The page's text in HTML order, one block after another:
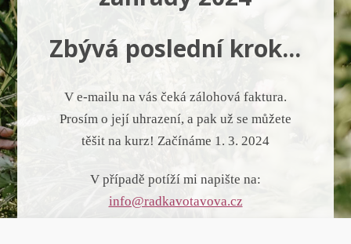
Zbývá poslední krok...
V e-mailu na vás čeká zálohová faktura.
Prosím o její uhrazení, a pak už se můžete
těšit na kurz! Začínáme 1. 3. 2024
V případě potíží mi napište na:
info@radkavotavova.cz